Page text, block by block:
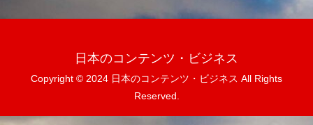
日本のコンテンツ・ビジネス
Copyright © 2024 日本のコンテンツ・ビジネス All Rights
Reserved.